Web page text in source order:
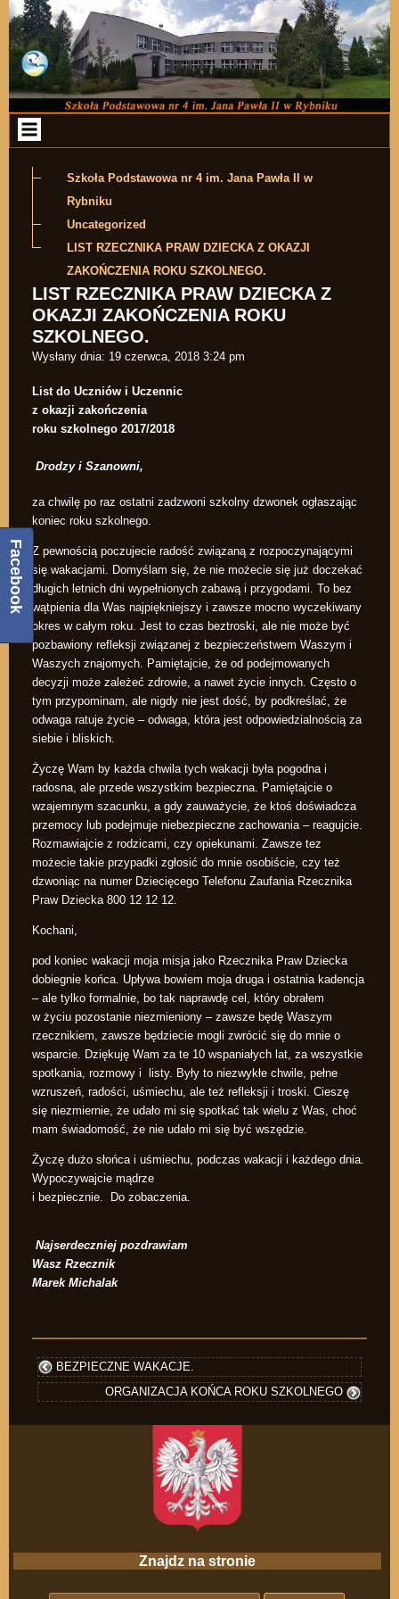
Przejdź do zawartości
Szkoła Podstawowa nr 4 im. Jana Pawła II w
Rybniku
Uncategorized
LIST RZECZNIKA PRAW DZIECKA Z OKAZJI
ZAKOŃCZENIA ROKU SZKOLNEGO.
LIST RZECZNIKA PRAW DZIECKA Z
OKAZJI ZAKOŃCZENIA ROKU
SZKOLNEGO.
Wysłany dnia: 19 czerwca, 2018 3:24 pm
List do Uczniów i Uczennic
z okazji zakończenia
roku szkolnego 2017/2018
Drodzy i Szanowni,
za chwilę po raz ostatni zadzwoni szkolny dzwonek ogłaszając
koniec roku szkolnego.
Z pewnością poczujecie radość związaną z rozpoczynającymi
się wakacjami. Domyślam się, że nie możecie się już doczekać
długich letnich dni wypełnionych zabawą i przygodami. To bez
wątpienia dla Was najpiękniejszy i zawsze mocno wyczekiwany
okres w całym roku. Jest to czas beztroski, ale nie może być
pozbawiony refleksji związanej z bezpieczeństwem Waszym i
Waszych znajomych. Pamiętajcie, że od podejmowanych
decyzji może zależeć zdrowie, a nawet życie innych. Często o
tym przypominam, ale nigdy nie jest dość, by podkreślać, że
odwaga ratuje życie – odwaga, która jest odpowiedzialnością za
siebie i bliskich.
Życzę Wam by każda chwila tych wakacji była pogodna i
radosna, ale przede wszystkim bezpieczna. Pamiętajcie o
wzajemnym szacunku, a gdy zauważycie, że ktoś doświadcza
przemocy lub podejmuje niebezpieczne zachowania – reagujcie.
Rozmawiajcie z rodzicami, czy opiekunami. Zawsze tez
możecie takie przypadki zgłosić do mnie osobiście, czy też
dzwoniąc na numer Dziecięcego Telefonu Zaufania Rzecznika
Praw Dziecka 800 12 12 12.
Kochani,
pod koniec wakacji moja misja jako Rzecznika Praw Dziecka
dobiegnie końca. Upływa bowiem moja druga i ostatnia kadencja
– ale tylko formalnie, bo tak naprawdę cel, który obrałem
w życiu pozostanie niezmieniony – zawsze będę Waszym
rzecznikiem, zawsze będziecie mogli zwrócić się do mnie o
wsparcie. Dziękuję Wam za te 10 wspaniałych lat, za wszystkie
spotkania, rozmowy i listy. Były to niezwykłe chwile, pełne
wzruszeń, radości, uśmiechu, ale też refleksji i troski. Cieszę
się niezmiernie, że udało mi się spotkać tak wielu z Was, choć
mam świadomość, że nie udało mi się być wszędzie.
Życzę dużo słońca i uśmiechu, podczas wakacji i każdego dnia.
Wypoczywajcie mądrze
i bezpiecznie. Do zobaczenia.
Najserdeczniej pozdrawiam
Wasz Rzecznik
Marek Michalak
BEZPIECZNE WAKACJE.
ORGANIZACJA KOŃCA ROKU SZKOLNEGO
Znajdz na stronie
Facebook